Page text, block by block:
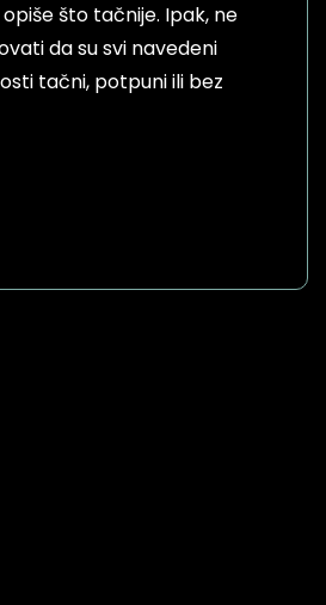
što tačnije. Ipak, ne
da su svi navedeni
tačni, potpuni ili bez